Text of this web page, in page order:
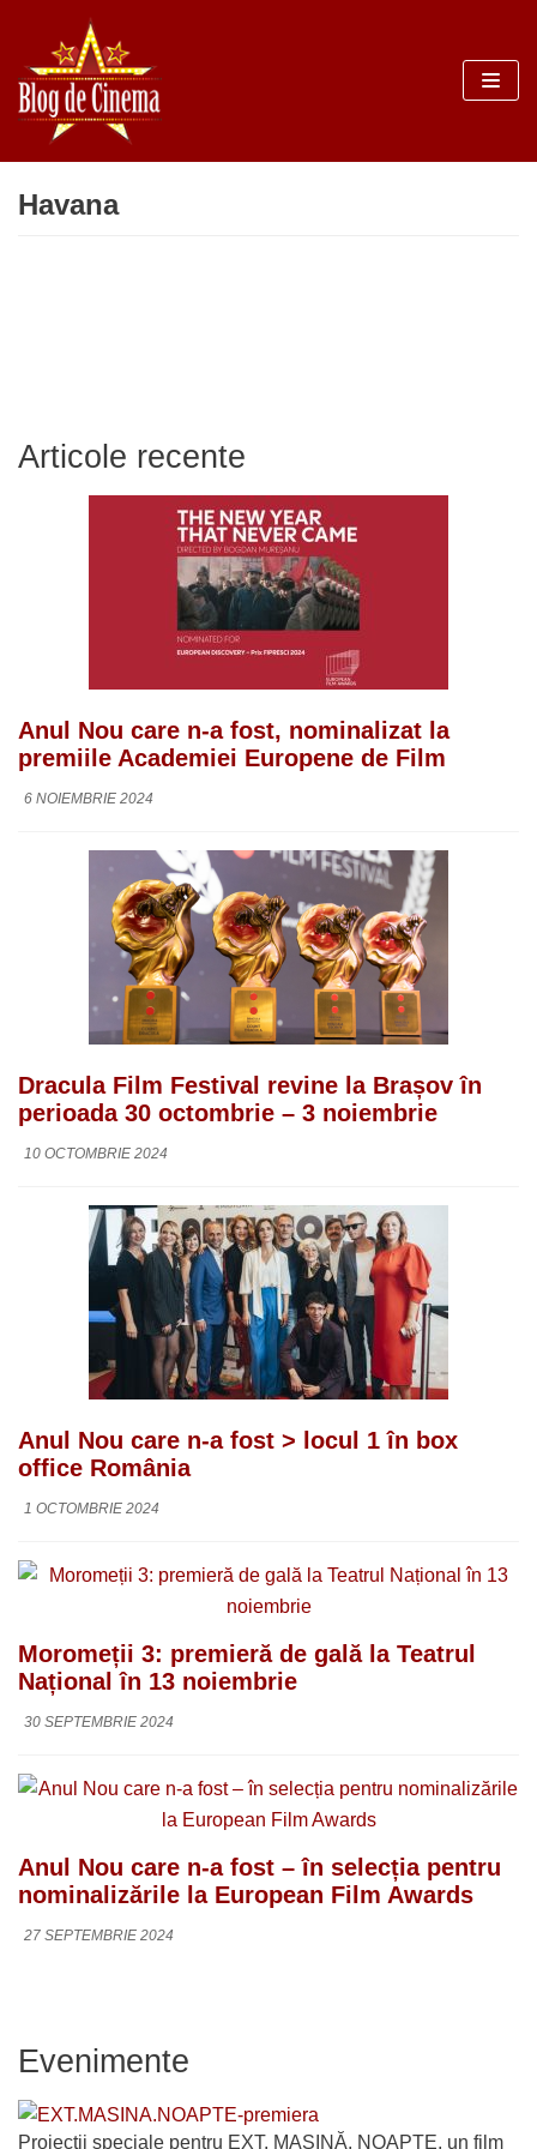
Sari
la
conținut
Havana
Articole recente
Anul Nou care n-a fost, nominalizat la
premiile Academiei Europene de Film
6 NOIEMBRIE 2024
Dracula Film Festival revine la Brașov în
perioada 30 octombrie – 3 noiembrie
10 OCTOMBRIE 2024
Anul Nou care n-a fost > locul 1 în box
office România
1 OCTOMBRIE 2024
Moromeții 3: premieră de gală la Teatrul
Național în 13 noiembrie
30 SEPTEMBRIE 2024
Anul Nou care n-a fost – în selecția pentru
nominalizările la European Film Awards
27 SEPTEMBRIE 2024
Evenimente
Proiecții speciale pentru EXT. MAȘINĂ. NOAPTE, un film